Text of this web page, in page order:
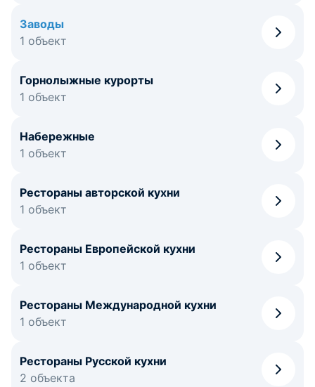
Заводы
1 объект
Горнолыжные курорты
1 объект
Набережные
1 объект
Рестораны авторской кухни
1 объект
Рестораны Европейской кухни
1 объект
Рестораны Международной кухни
1 объект
Рестораны Русской кухни
2 объекта